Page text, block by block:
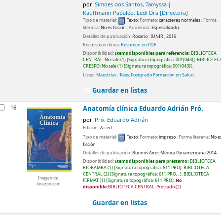
por Simoes dos Santos, Tamyssa
Kauffmann Papaléo, Ledi Dra[Directora]
Tipo de material: Texto; Formato:caracteres normales; Forma
literaria:No es ficción ; Audiencia:Especializado;
Detalles de publicación:Rosario :IUNIR ,2015
Recursos en línea:Resumen en PDF
Disponibilidad:Ítems disponibles para referencia: BIBLIOTECA
CENTRAL: No sale(1) Signatura topográfica:001(043) .
CRESPO: No sale(1) Signatura topográfica:001(043) .
Listas:Maestrías - Tesis,Postgrado Formación en Salud.
Guardar en listas
16.
Imagen de
Amazon.com
Anatomía clínica Eduardo Adrián Pró.
por Pró, Eduardo Adrián
Edición:2a. ed.
Tipo de material:
Texto; Formato:impreso; Forma literaria:No
ficción
Detalles de publicación:Buenos AiresMédica Panamericana2014
Disponibilidad:Ítems disponibles para préstamo: BIBLIOTECA
RIOBAMBA(1) Signatura topográfica:611 PRO .BIBLIOTECA
CENTRAL(2) Signatura topográfica:611 PRO, .. .BIBLIOTECA
FIRMAT(1) Signatura topográfica:611 PRO .No
disponible:BIBLIOTECA CENTRAL: Prestado(2).
Guardar en listas